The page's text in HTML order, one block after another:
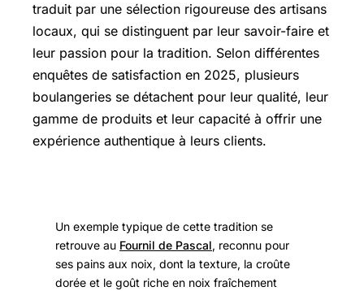
traduit par une sélection rigoureuse des artisans
locaux, qui se distinguent par leur savoir-faire et
leur passion pour la tradition. Selon différentes
enquêtes de satisfaction en 2025, plusieurs
boulangeries se détachent pour leur qualité, leur
gamme de produits et leur capacité à offrir une
expérience authentique à leurs clients.
Un exemple typique de cette tradition se
retrouve au Fournil de Pascal, reconnu pour
ses pains aux noix, dont la texture, la croûte
dorée et le goût riche en noix fraîchement